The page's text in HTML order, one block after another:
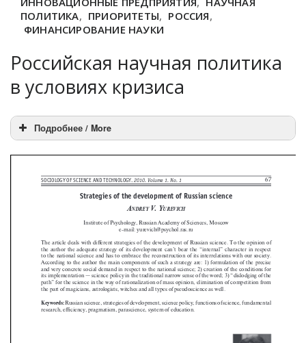
ПОЛИТИКА, ПРИОРИТЕТЫ, РОССИЯ,
ФИНАНСИРОВАНИЕ НАУКИ
Российская научная политика
в условиях кризиса
Подробнее / More